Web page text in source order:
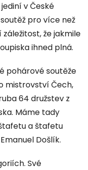
v České
pro více než
že jakmile
ihned plná.
pohárové soutěže
mistrovství Čech,
64 družstev z
Máme tady
a štafetu
Došlík.
Své